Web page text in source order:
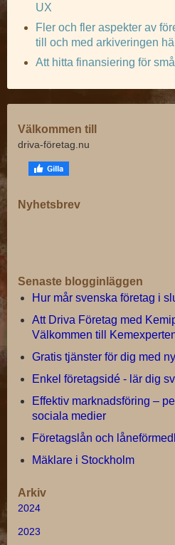
UX
Fler och fler aspekter av
till och med arkiveringen
Att hitta finansiering för
Välkommen till
driva-företag.nu
Nyhetsbrev
Senaste blogginläggen
Hur mår svenska företag i
Att Driva Företag med
Välkommen till
Gratis tjänster för dig med
Enkel företagsidé - lär dig
Effektiv marknadsföring –
sociala medier
Företagslån och
Mäklare i Stockholm
Arkiv
2024
2023